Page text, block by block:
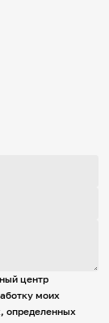
центр
моих
определенных